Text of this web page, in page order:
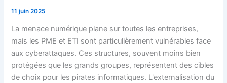
11 juin 2025
La menace numérique plane sur toutes les entreprises,
mais les PME et ETI sont particulièrement vulnérables face
aux cyberattaques. Ces structures, souvent moins bien
protégées que les grands groupes, représentent des cibles
de choix pour les pirates informatiques. L'externalisation du